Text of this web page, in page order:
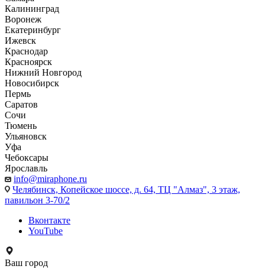
Калининград
Воронеж
Екатеринбург
Ижевск
Краснодар
Красноярск
Нижний Новгород
Новосибирск
Пермь
Саратов
Сочи
Тюмень
Ульяновск
Уфа
Чебоксары
Ярославль
info@miraphone.ru
Челябинск, Копейское шоссе, д. 64, ТЦ "Алмаз", 3 этаж,
павильон 3-70/2
Вконтакте
YouTube
Ваш город